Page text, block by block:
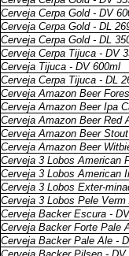
Cerveja Cerpa Gold - DV
Cerveja Cerpa Gold - DL
Cerveja Cerpa Gold - DL
Cerveja Cerpa Tijuca - DV
Cerveja Tijuca - DV 600ml
Cerveja Cerpa Tijuca - DL
Cerveja Amazon Beer
Cerveja Amazon Beer Ipa
Cerveja Amazon Beer Red
Cerveja Amazon Beer
Cerveja Amazon Beer
Cerveja 3 Lobos American
Cerveja 3 Lobos American
Cerveja 3 Lobos Exter-
Cerveja 3 Lobos Pele
Cerveja Backer Escura -
Cerveja Backer Forte Pale
Cerveja Backer Pale Ale -